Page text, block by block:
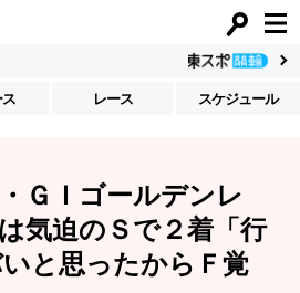
レース スケジュール
ＧＩゴールデンレ
気迫のＳで２着「行
と思ったからＦ覚